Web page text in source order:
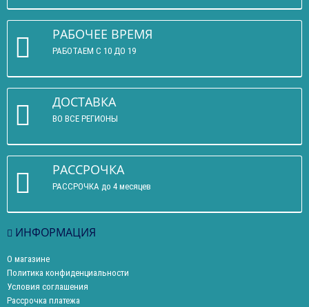
РАБОЧЕЕ ВРЕМЯ
РАБОТАЕМ С 10 ДО 19
ДОСТАВКА
ВО ВСЕ РЕГИОНЫ
РАССРОЧКА
РАССРОЧКА до 4 месяцев
ИНФОРМАЦИЯ
О магазине
Политика конфиденциальности
Условия соглашения
Рассрочка платежа